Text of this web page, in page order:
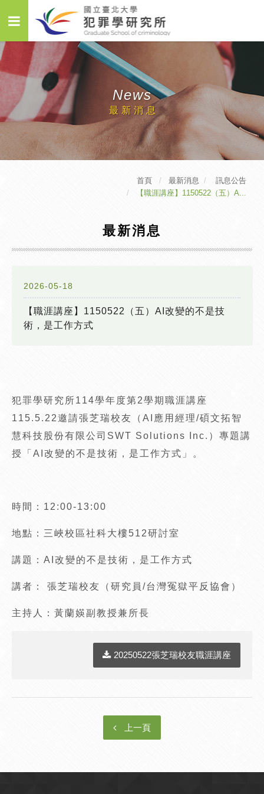
News
最新消息
首頁 最新消息
訊息公告
【職涯講座】1150522（五）A...
最新消息
2026-05-18
【職涯講座】1150522（五）AI改變的不是技
術，是工作方式
犯罪學研究所114學年度第2學期職涯講座
115.5.22邀請張芝瑞校友（AI應用經理/碩文拓智
慧科技股份有限公司SWT Solutions Inc.）專題講
授「AI改變的不是技術，是工作方式」。
時間：12:00-13:00
地點：三峽校區社科大樓512研討室
講題：AI改變的不是技術，是工作方式
講者： 張芝瑞校友（研究員/台灣冤獄平反協會）
主持人：黃蘭媖副教授兼所長
20250522張芝瑞校友職涯講座
上一頁